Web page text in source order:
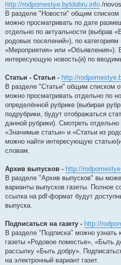
http://rodpomestye.bytdobru.info /
В разделе "Новости" общим
можно просматривать по дате
отдельно по актуальности (выбрав
родовых поселений»), по
«Мероприятия» или «Объявления»).
интересующую новость(и) по
Статьи - Статьи - http://
В разделе "Статьи" общим списком
можно просматривать отдельно по
определённой рубрике (выбирая
подрубрики, будут отображаться
данной рубрики). Смотреть
«Значимые статьи» и «Статьи из
можно найти интересующую
словам.
Архив выпусков - http://
В разделе "Архив выпусков" вы
варианты выпусков газеты. Полное
ссылка на pdf-формат будут
выпуска.
Подписаться на газету - http://
В разделе "Подписка" можно узнать
газеты «Родовое поместье», «Быть
рассылку «Быть добру».
на электронный вариант газет.